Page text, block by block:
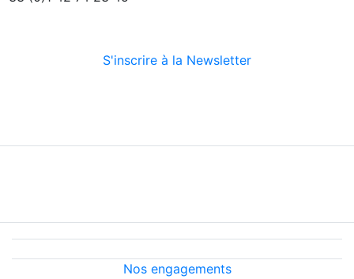
S'inscrire à la Newsletter
Nos engagements